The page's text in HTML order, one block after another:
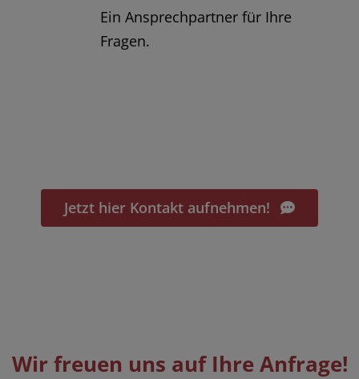
Ein Ansprechpartner für Ihre
Fragen.
Jetzt hier Kontakt aufnehmen!
Wir freuen uns auf Ihre Anfrage!